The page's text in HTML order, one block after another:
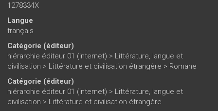
1278334X
Langue
français
Catégorie (éditeur)
hiérarchie éditeur 01 (internet) > Littérature, langue et
civilisation > Littérature et civilisation étrangère > Romane
Catégorie (éditeur)
hiérarchie éditeur 01 (internet) > Littérature, langue et
civilisation > Littérature et civilisation étrangère